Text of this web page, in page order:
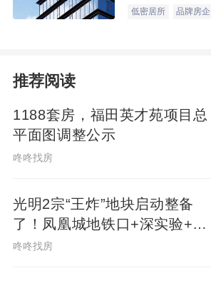
低密居所 品牌房企
推荐阅读
1188套房，福田英才苑项目总
平面图调整公示
咚咚找房
光明2宗“王炸”地块启动整备
了！凤凰城地铁口+深实验+商
业环绕
咚咚找房